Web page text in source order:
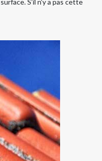
S’il n’y a pas cette